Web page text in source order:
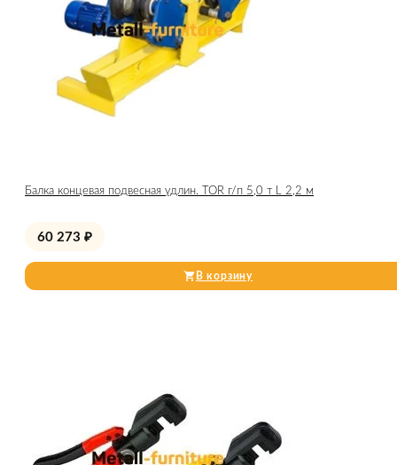
Балка концевая подвесная удлин. TOR г/п 5,0 т L 2,2 м
60 273 ₽
В корзину